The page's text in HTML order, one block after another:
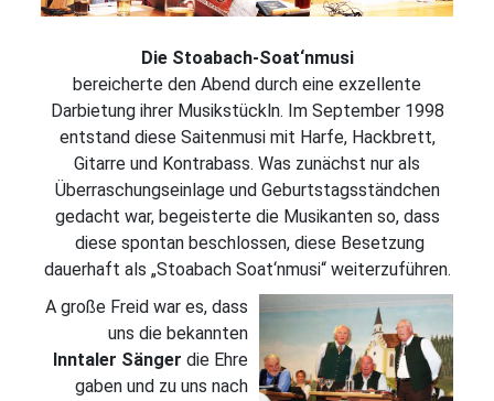
Die Stoabach-Soat‘nmusi
bereicherte den Abend durch eine exzellente
Darbietung ihrer Musikstückln. Im September 1998
entstand diese Saitenmusi mit Harfe, Hackbrett,
Gitarre und Kontrabass. Was zunächst nur als
Überraschungseinlage und Geburtstagsständchen
gedacht war, begeisterte die Musikanten so, dass
diese spontan beschlossen, diese Besetzung
dauerhaft als „Stoabach Soat‘nmusi“ weiterzuführen.
A große Freid war es, dass
uns die bekannten
Inntaler Sänger die Ehre
gaben und zu uns nach